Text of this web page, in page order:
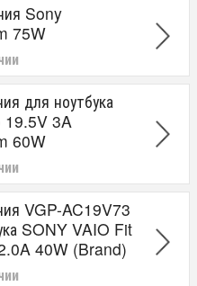
Sony
75W
для ноутбука
19.5V 3A
60W
VGP-AC19V73
SONY VAIO Fit
40W (Brand)